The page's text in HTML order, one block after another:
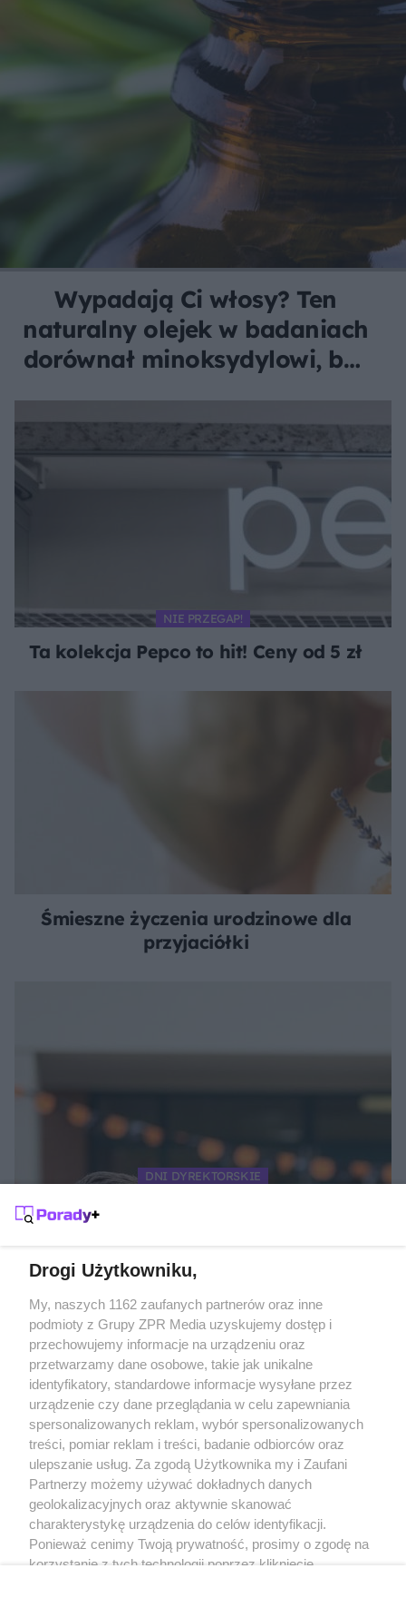
Wypadają Ci włosy? Ten
naturalny olejek w badaniach
dorównał minoksydylowi, bez
NIE PRZEGAP!
Ta kolekcja Pepco to hit! Ceny od 5 zł
Śmieszne życzenia urodzinowe dla
przyjaciółki
DNI DYREKTORSKIE
Wolne od szkoły w Halloween? Decyzja
Żaden utwór zamieszczony w serwisie nie może być powielany i
rozpowszechniany lub dalej rozpowszechniany w jakikolwiek sposób
(w tym także elektroniczny lub mechaniczny) na jakimkolwiek polu
eksploatacji w jakiejkolwiek formie, włącznie z umieszczaniem w
Internecie bez pisemnej zgody właściciela praw. Jakiekolwiek użycie
lub wykorzystanie utworów w całości lub w części z naruszeniem
prawa, tzn. bez właściwej zgody, jest zabronione pod groźbą kary i
może być ścigane prawnie.
O nas
Informacje prawne
Drogi Użytkowniku,
My, naszych 1162 zaufanych partnerów oraz inne
podmioty z Grupy ZPR Media uzyskujemy dostęp i
przechowujemy informacje na urządzeniu oraz
przetwarzamy dane osobowe, takie jak unikalne
identyfikatory, standardowe informacje wysyłane przez
urządzenie czy dane przeglądania w celu zapewniania
spersonalizowanych reklam, wybór spersonalizowanych
treści, pomiar reklam i treści, badanie odbiorców oraz
ulepszanie usług. Za zgodą Użytkownika my i Zaufani
Partnerzy możemy używać dokładnych danych
geolokalizacyjnych oraz aktywnie skanować
charakterystykę urządzenia do celów identyfikacji.
Ponieważ cenimy Twoją prywatność, prosimy o zgodę na
korzystanie z tych technologii poprzez kliknięcie